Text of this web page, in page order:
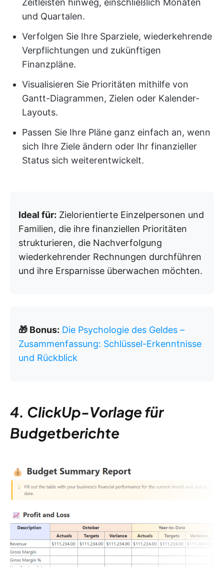
Zeitleisten hinweg, einschließlich Monaten
und Quartalen.
Verfolgen Sie Ihre Sparziele, wiederkehrende
Verpflichtungen und zukünftigen
Finanzpläne.
Visualisieren Sie Prioritäten mithilfe von
Gantt-Diagrammen, Zielen oder Kalender-
Layouts.
Passen Sie Ihre Pläne ganz einfach an, wenn
sich Ihre Ziele ändern oder Ihr finanzieller
Status sich weiterentwickelt.
Ideal für: Zielorientierte Einzelpersonen und
Familien, die ihre finanziellen Prioritäten
strukturieren, die Nachverfolgung
wiederkehrender Rechnungen durchführen
und ihre Ersparnisse überwachen möchten.
🎁 Bonus: Die Psychologie des Geldes –
Zusammenfassung: Schlüssel-Erkenntnisse
und Rückblick
4. ClickUp-Vorlage für
Budgetberichte